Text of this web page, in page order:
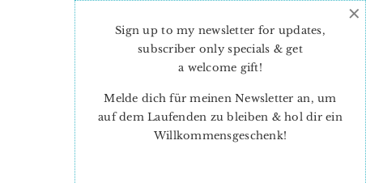
Sign up to my newsletter for updates,
subscriber only specials & get
a welcome gift!
Melde dich für meinen Newsletter an, um
auf dem Laufenden zu bleiben & hol dir ein
Willkommensgeschenk!
×